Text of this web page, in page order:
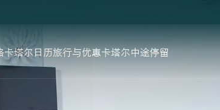
卡塔尔日历旅行与优惠卡塔尔中途停留